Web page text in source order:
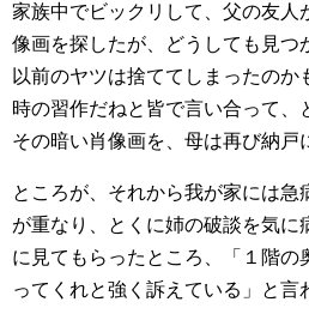
家族中でビックリして、父の友人
像画を探したが、どうしても見つ
以前のヤツは捨ててしまったの
時の習作だねと皆で言い合って、
その暗い肖像画を、母は再び納戸
ところが、それから我が家には急
が重なり、とくに姉の破談を気に
に見てもらったところ、「１階の
ってくれと強く訴えている」と言